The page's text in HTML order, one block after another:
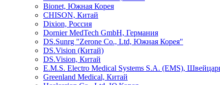
Bionet, Южная Корея
CHISON, Китай
Dixion, Россия
Dornier MedTech GmbH, Германия
DS.Sunrg "Zerone Co., Ltd, Южная Корея"
DS.Vision (Китай)
DS.Vision, Китай
E.M.S. Electro Medical Systems S.A. (EMS),
Greenland Medical, Китай